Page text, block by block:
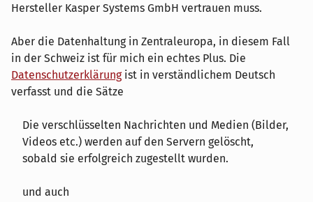
Hersteller Kasper Systems GmbH vertrauen muss.
Aber die Datenhaltung in Zentraleuropa, in diesem Fall
in der Schweiz ist für mich ein echtes Plus. Die
Datenschutzerklärungist in verständlichem Deutsch
verfasst und die Sätze
Die verschlüsselten Nachrichten und Medien (Bilder,
Videos etc.) werden auf den Servern gelöscht,
sobald sie erfolgreich zugestellt wurden.
und auch